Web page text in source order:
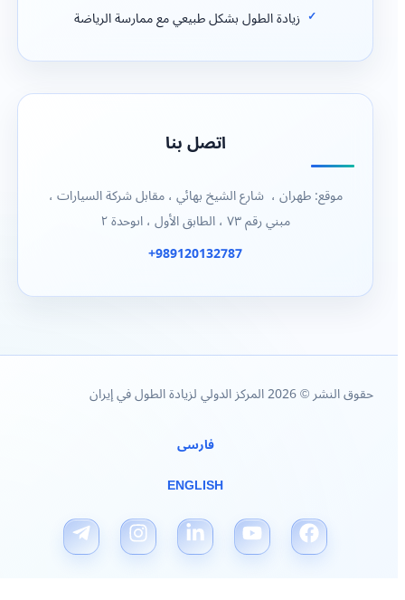
زيادة الطول بشكل طبيعي مع ممارسة الرياضة
اتصل بنا
موقع: طهران ، شارع الشيخ بهائي ، مقابل شركة السيارات ،
مبني رقم ٧٣ ، الطابق الأول ، اىوحدة ٢
989120132787+
حقوق النشر © 2026 المركز الدولي لزيادة الطول في إيران
فارسی
ENGLISH